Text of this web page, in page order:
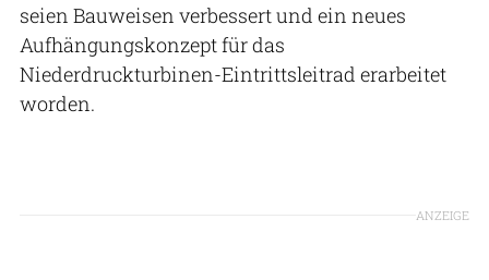
seien Bauweisen verbessert und ein neues
Aufhängungskonzept für das
Niederdruckturbinen-Eintrittsleitrad erarbeitet
worden.
ANZEIGE